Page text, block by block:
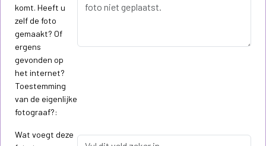
komt. Heeft u
zelf de foto
gemaakt? Of
ergens
gevonden op
het internet?
Toestemming
van de eigenlijke
fotograaf?:
Wat voegt deze